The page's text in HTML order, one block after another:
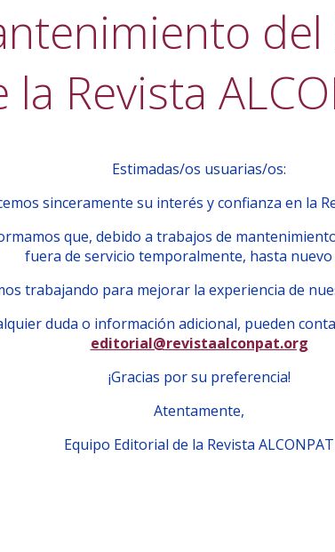
del
la Revista
Estimadas/os usuarias/os:
sinceramente su interés y confianza en la
que, debido a trabajos de
fuera de servicio temporalmente, hasta nuevo
trabajando para mejorar la experiencia de
duda o información adicional, pueden
editorial@revistaalconpat.org
¡Gracias por su preferencia!
Atentamente,
Equipo Editorial de la Revista ALCONPAT